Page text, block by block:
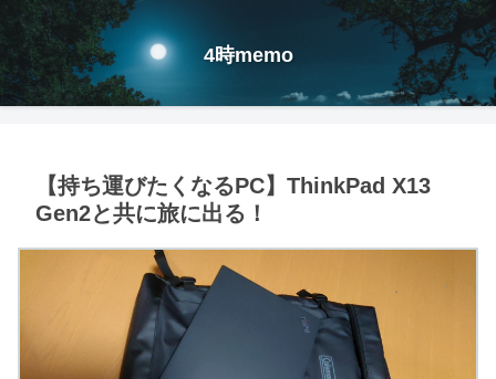
4時memo
【持ち運びたくなるPC】ThinkPad X13
Gen2と共に旅に出る！